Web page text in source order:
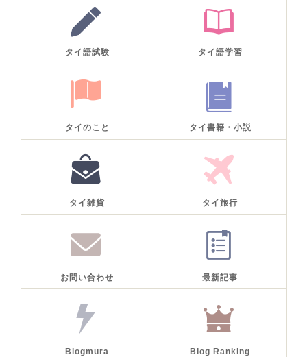
タイ語試験 タイ語学習
タイのこと タイ書籍・小説
タイ雑貨 タイ旅行
お問い合わせ 最新記事
Blogmura Blog Ranking